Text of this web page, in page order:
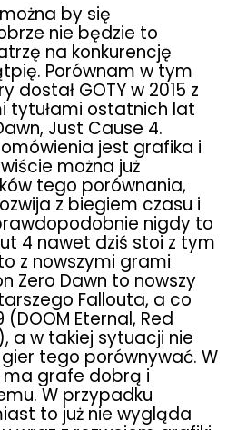
by się
nie będzie to
na konkurencję
Porównam w tym
dostał GOTY w 2015 z
tytułami ostatnich lat
Just Cause 4.
jest grafika i
można już
tego porównania,
z biegiem czasu i
nigdy to
4 nawet dziś stoi z tym
z nowszymi grami
Zero Dawn to nowszy
Fallouta, a co
Eternal, Red
a w takiej sytuacji nie
tego porównywać. W
ma grafe dobrą i
W przypadku
to już nie wygląda